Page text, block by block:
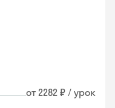
от 2282 ₽ / урок